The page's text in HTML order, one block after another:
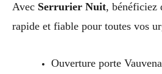
Avec Serrurier Nuit, bénéficiez
rapide et fiable pour toutes vos
Ouverture porte